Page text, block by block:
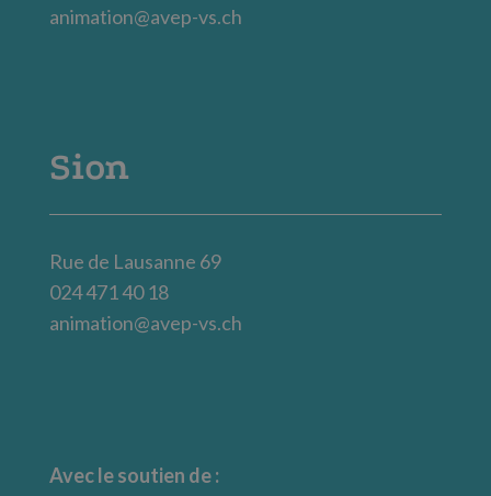
animation@avep-vs.ch
Sion
Rue de Lausanne 69
024 471 40 18
animation@avep-vs.ch
Avec le soutien de :